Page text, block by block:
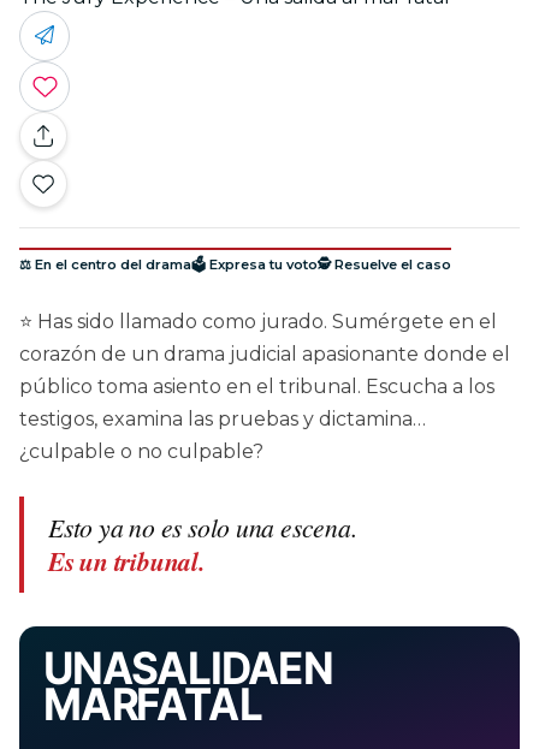
⚖️ En el centro del drama🗳️ Expresa tu voto🕵️ Resuelve el caso
⭐ Has sido llamado como jurado. Sumérgete en el
corazón de un drama judicial apasionante donde el
público toma asiento en el tribunal. Escucha a los
testigos, examina las pruebas y dictamina…
¿culpable o no culpable?
Esto ya no es solo una escena.
Es un tribunal.
UNA SALIDA EN
MAR FATAL